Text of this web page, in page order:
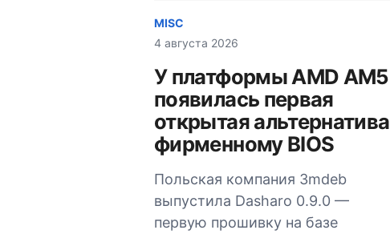
MISC
4 августа 2026
У платформы AMD AM5
появилась первая
открытая альтернатива
фирменному BIOS
Польская компания 3mdeb
выпустила Dasharo 0.9.0 —
первую прошивку на базе